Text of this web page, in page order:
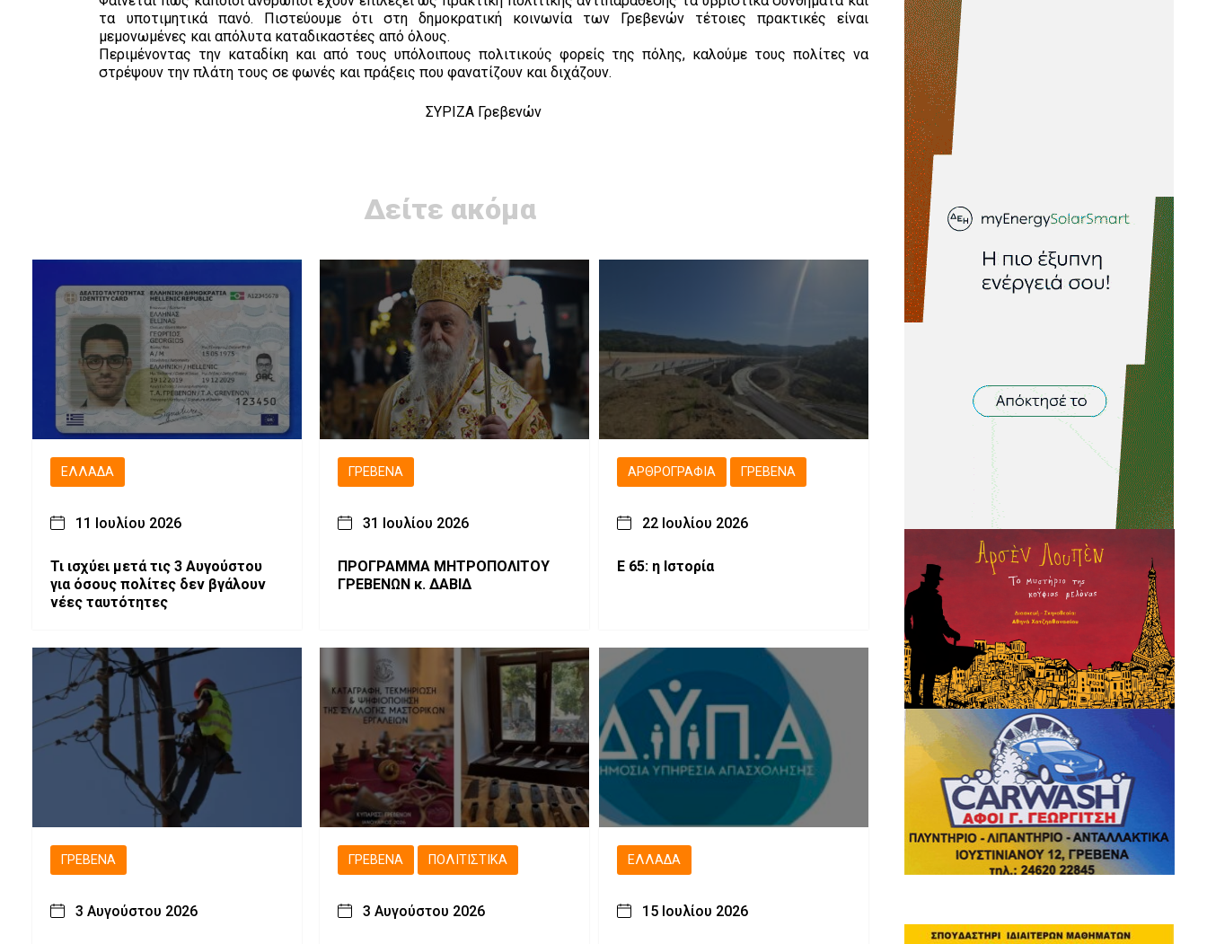
τα υποτιμητικά πανό. Πιστεύουμε ότι στη δημοκρατική κοινωνία των Γρεβενών τέτοιες πρακτικές είναι
μεμονωμένες και απόλυτα καταδικαστέες από όλους.
Περιμένοντας την καταδίκη και από τους υπόλοιπους πολιτικούς φορείς της πόλης, καλούμε τους πολίτες να
στρέψουν την πλάτη τους σε φωνές και πράξεις που φανατίζουν και διχάζουν.
ΣΥΡΙΖΑ Γρεβενών
Δείτε ακόμα
ΕΛΛΆΔΑ
11 Ιουλίου 2026
Τι ισχύει μετά τις 3 Αυγούστου
για όσους πολίτες δεν βγάλουν
νέες ταυτότητες
ΓΡΕΒΕΝΆ
31 Ιουλίου 2026
ΠΡΟΓΡΑΜΜΑ ΜΗΤΡΟΠΟΛΙΤΟΥ
ΓΡΕΒΕΝΩΝ κ. ΔΑΒΙΔ
ΑΡΘΡΟΓΡΑΦΊΑ ΓΡΕΒΕΝΆ
22 Ιουλίου 2026
Ε 65: η Ιστορία
ΓΡΕΒΕΝΆ
3 Αυγούστου 2026
ΓΡΕΒΕΝΆ ΠΟΛΙΤΙΣΤΙΚΆ
3 Αυγούστου 2026
ΕΛΛΆΔΑ
15 Ιουλίου 2026